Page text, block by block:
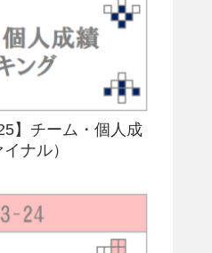
】チーム・個人成
ナル）